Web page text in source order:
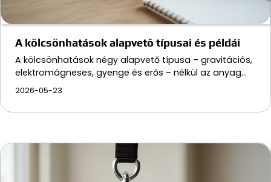
A kölcsönhatások alapvető típusai és példái
A kölcsönhatások négy alapvető típusa – gravitációs,
elektromágneses, gyenge és erős – nélkül az anyag…
2026-05-23